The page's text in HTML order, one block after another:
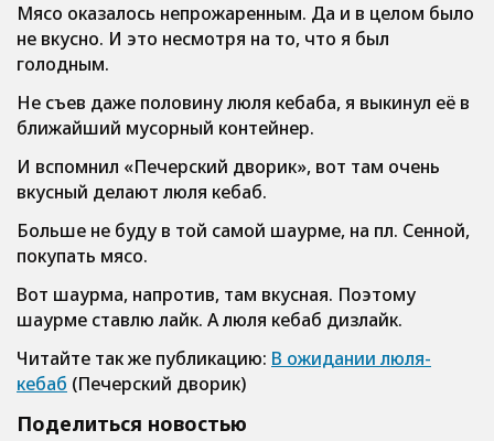
Мясо оказалось непрожаренным. Да и в целом было
не вкусно. И это несмотря на то, что я был
голодным.
Не съев даже половину люля кебаба, я выкинул её в
ближайший мусорный контейнер.
И вспомнил «Печерский дворик», вот там очень
вкусный делают люля кебаб.
Больше не буду в той самой шаурме, на пл. Сенной,
покупать мясо.
Вот шаурма, напротив, там вкусная. Поэтому
шаурме ставлю лайк. А люля кебаб дизлайк.
Читайте так же публикацию: В ожидании люля-
кебаб (Печерский дворик)
Поделиться новостью